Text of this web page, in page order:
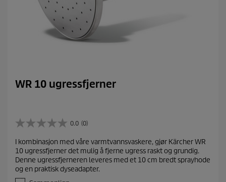
WR 10 ugressfjerner
0.0 (0)
0
0
a
v
5
I kombinasjon med våre varmtvannsvaskere, gjør Kärcher WR
10 ugressfjerner det mulig å fjerne ugress raskt og grundig.
Denne ugressfjerneren leveres med et 10 cm bredt sprayhode
og en praktisk dyseadapter.